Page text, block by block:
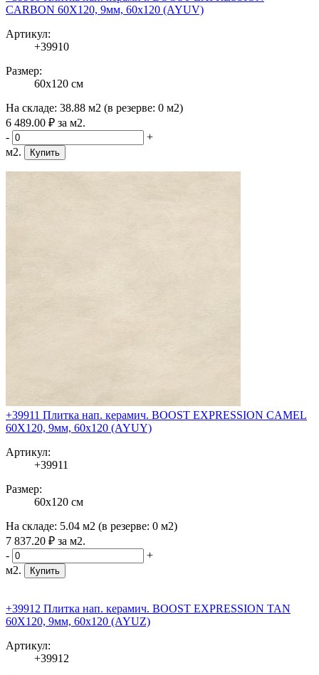
CARBON 60X120, 9мм, 60x120 (AYUV)
Артикул:
+39910
Размер:
60x120 см
На складе: 38.88 м2 (в резерве: 0 м2)
6 489.00 ₽ за м2.
-
+
м2.
Купить
+39911 Плитка нап. керамич. BOOST EXPRESSION CAMEL
60X120, 9мм, 60x120 (AYUY)
Артикул:
+39911
Размер:
60x120 см
На складе: 5.04 м2 (в резерве: 0 м2)
7 837.20 ₽ за м2.
-
+
м2.
Купить
+39912 Плитка нап. керамич. BOOST EXPRESSION TAN
60X120, 9мм, 60x120 (AYUZ)
Артикул:
+39912